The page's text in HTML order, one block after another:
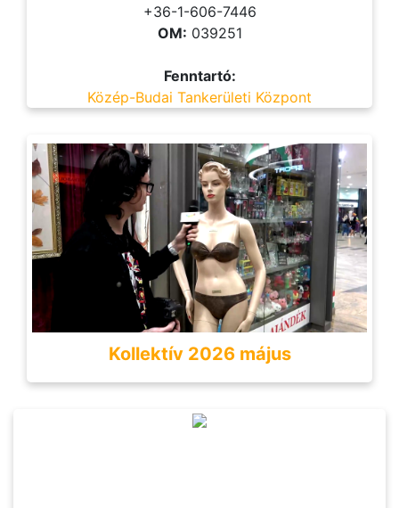
+36-1-606-7446
OM: 039251
Fenntartó:
Közép-Budai Tankerületi Központ
Kollektív 2026 május